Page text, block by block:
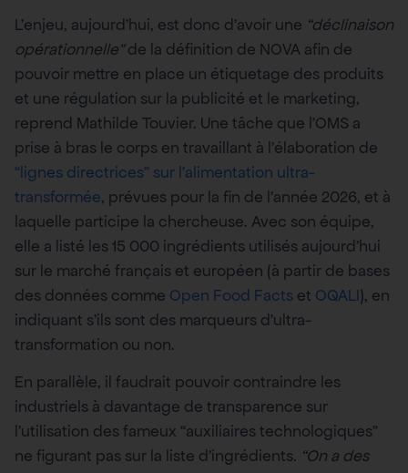
L’enjeu, aujourd’hui, est donc d’avoir une “déclinaison
opérationnelle”de la définition de NOVA afin de
pouvoir mettre en place un étiquetage des produits
et une régulation sur la publicité et le marketing,
reprend Mathilde Touvier. Une tâche que l’OMS a
prise à bras le corps en travaillant à l’élaboration de
“lignes directrices” sur l’alimentation ultra-
transformée, prévues pour la fin de l’année 2026, et à
laquelle participe la chercheuse. Avec son équipe,
elle a listé les 15 000 ingrédients utilisés aujourd’hui
sur le marché français et européen (à partir de bases
des données comme Open Food Facts et OQALI), en
indiquant s’ils sont des marqueurs d’ultra-
transformation ou non.
En parallèle, il faudrait pouvoir contraindre les
industriels à davantage de transparence sur
l’utilisation des fameux “auxiliaires technologiques”
ne figurant pas sur la liste d’ingrédients. “On a des